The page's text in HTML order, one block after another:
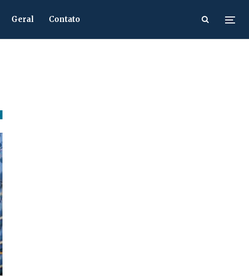
Geral Contato